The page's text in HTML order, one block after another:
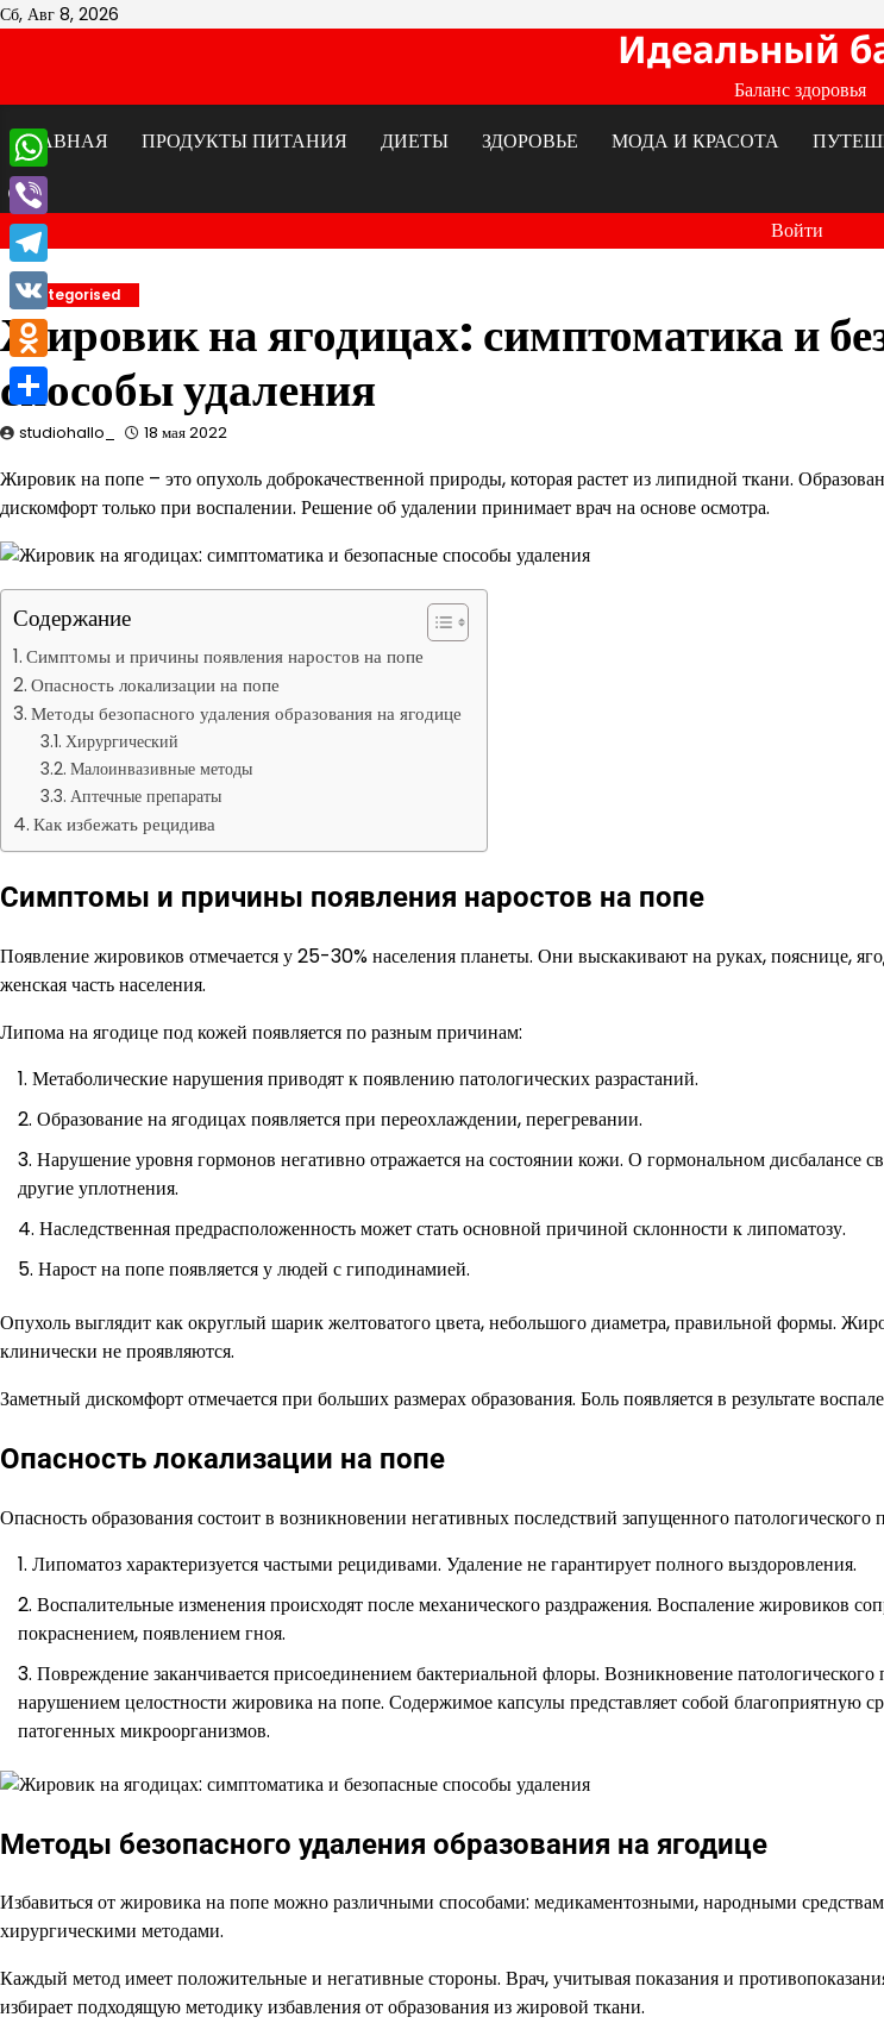
Перейти
Сб, Авг 8, 2026
Идеальный
Баланс здоровья
ГЛАВНАЯ
ПРОДУКТЫ ПИТАНИЯ ДИЕТЫ ЗДОРОВЬЕ МОДА И КРАСОТА
Войти
Uncategorised
Жировик на ягодицах: симптоматика и
способы удаления
studiohallo_ 18 мая 2022
Жировик на попе – это опухоль доброкачественной природы, которая растет из липидной ткани.
дискомфорт только при воспалении. Решение об удалении принимает врач на основе осмотра.
Содержание
Симптомы и причины появления наростов на попе
Опасность локализации на попе
Методы безопасного удаления образования на ягодице
Хирургический
Малоинвазивные методы
Аптечные препараты
Как избежать рецидива
Симптомы и причины появления наростов на попе
Появление жировиков отмечается у 25-30% населения планеты. Они выскакивают на руках, пояснице,
женская часть населения.
Липома на ягодице под кожей появляется по разным причинам:
Метаболические нарушения приводят к появлению патологических разрастаний.
Образование на ягодицах появляется при переохлаждении, перегревании.
Нарушение уровня гормонов негативно отражается на состоянии кожи. О гормональном дисбалансе
другие уплотнения.
Наследственная предрасположенность может стать основной причиной склонности к липоматозу.
Нарост на попе появляется у людей с гиподинамией.
Опухоль выглядит как округлый шарик желтоватого цвета, небольшого диаметра, правильной формы.
клинически не проявляются.
Заметный дискомфорт отмечается при больших размерах образования. Боль появляется в результате
Опасность локализации на попе
Опасность образования состоит в возникновении негативных последствий запущенного патологического
Липоматоз характеризуется частыми рецидивами. Удаление не гарантирует полного выздоровления.
Воспалительные изменения происходят после механического раздражения. Воспаление жировиков
покраснением, появлением гноя.
Повреждение заканчивается присоединением бактериальной флоры. Возникновение патологического
нарушением целостности жировика на попе. Содержимое капсулы представляет собой благоприятную
патогенных микроорганизмов.
Методы безопасного удаления образования на ягодице
Избавиться от жировика на попе можно различными способами: медикаментозными, народными
хирургическими методами.
Каждый метод имеет положительные и негативные стороны. Врач, учитывая показания и
избирает подходящую методику избавления от образования из жировой ткани.
WhatsApp
Viber
Telegram
VK
Odnoklassniki
Отправить